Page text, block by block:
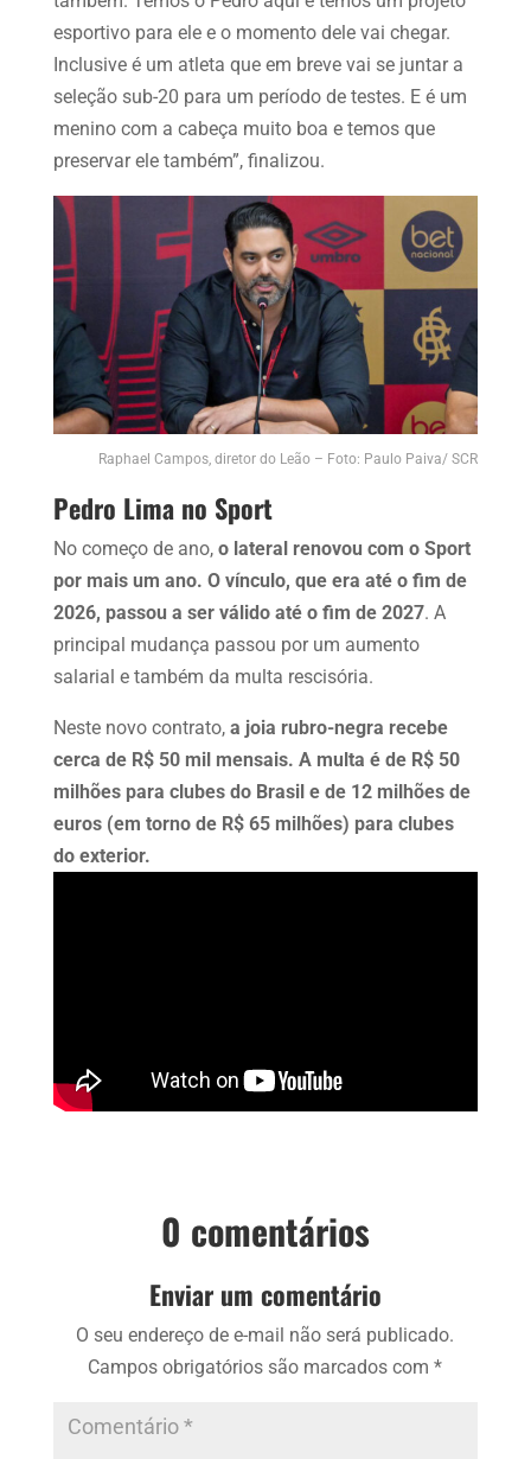
esportivo para ele e o momento dele vai chegar.
Inclusive é um atleta que em breve vai se juntar a
seleção sub-20 para um período de testes. E é um
menino com a cabeça muito boa e temos que
preservar ele também”, finalizou.
Raphael Campos, diretor do Leão – Foto: Paulo Paiva/ SCR
Pedro Lima no Sport
No começo de ano, o lateral renovou com o Sport
por mais um ano. O vínculo, que era até o fim de
2026, passou a ser válido até o fim de 2027. A
principal mudança passou por um aumento
salarial e também da multa rescisória.
Neste novo contrato, a joia rubro-negra recebe
cerca de R$ 50 mil mensais. A multa é de R$ 50
milhões para clubes do Brasil e de 12 milhões de
euros (em torno de R$ 65 milhões) para clubes
do exterior.
0 comentários
Enviar um comentário
O seu endereço de e-mail não será publicado.
Campos obrigatórios são marcados com*